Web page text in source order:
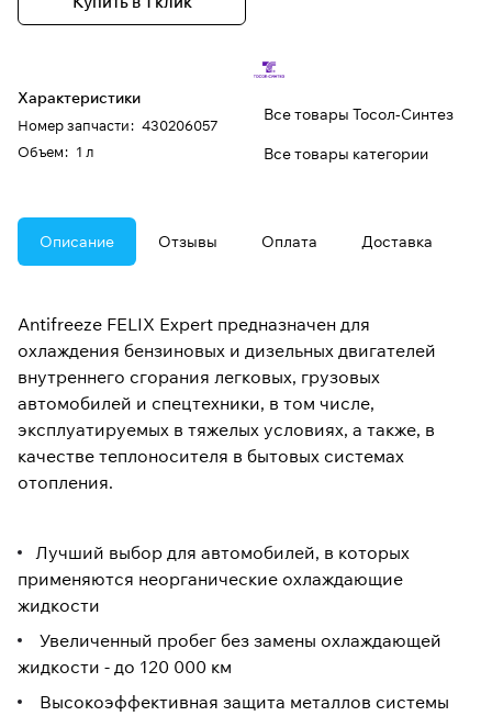
Характеристики
Номер запчасти: 430206057
Oбъем: 1 л
Все товары Тосол-Синтез
Все товары категории
Описание Отзывы Оплата Доставка
Antifreeze FELIX Expert предназначен для
охлаждения бензиновых и дизельных двигателей
внутреннего сгорания легковых, грузовых
автомобилей и спецтехники, в том числе,
эксплуатируемых в тяжелых условиях, а также, в
качестве теплоносителя в бытовых системах
отопления.
Лучший выбор для автомобилей, в которых
применяются неорганические охлаждающие
жидкости
Увеличенный пробег без замены охлаждающей
жидкости - до 120 000 км
Высокоэффективная защита металлов системы